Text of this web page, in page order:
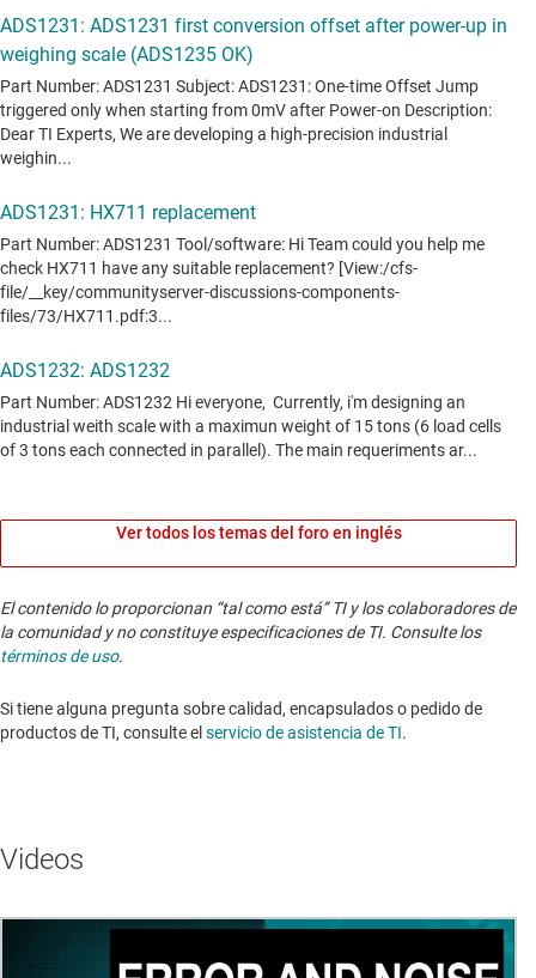
Ver todos los temas del foro en inglés
El contenido lo proporcionan “tal como está” TI y los colaboradores de
la comunidad y no constituye especificaciones de TI. Consulte los
términos de uso.
Si tiene alguna pregunta sobre calidad, encapsulados o pedido de
productos de TI, consulte el servicio de asistencia de TI. ​​​​​​​​​​​​​​
Videos